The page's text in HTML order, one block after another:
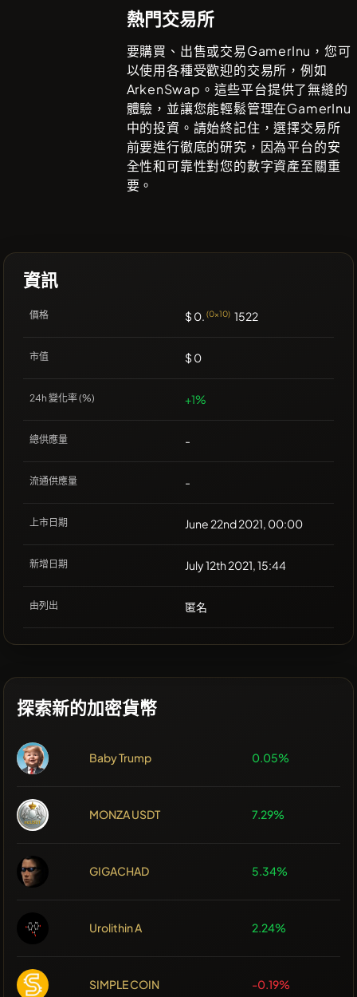
熱門交易所
要購買、出售或交易GamerInu ，您可
以使用各種受歡迎的交易所，例如
ArkenSwap 。這些平台提供了無縫的
體驗，並讓您能輕鬆管理在GamerInu
中的投資。請始終記住，選擇交易所
前要進行徹底的研究，因為平台的安
全性和可靠性對您的數字資產至關重
要。
資訊
價格 $ 0. (0x10) 1522
市值 $ 0
24h 變化率 (%) +1%
總供應量 -
流通供應量 -
上市日期 June 22nd 2021, 00:00
新增日期 July 12th 2021, 15:44
由列出 匿名
探索新的加密貨幣
Baby Trump 0.05%
MONZA USDT 7.29%
GIGACHAD 5.34%
Urolithin A 2.24%
SIMPLE COIN -0.19%